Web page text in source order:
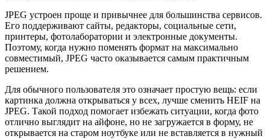
JPEG устроен проще и привычнее для большинства сервисов.
Его поддерживают сайты, редакторы, социальные сети,
принтеры, фотолаборатории и электронные документы.
Поэтому, когда нужно поменять формат на максимально
совместимый, JPEG часто оказывается самым практичным
решением.
Для обычного пользователя это означает простую вещь: если
картинка должна открываться у всех, лучше сменить HEIF на
JPEG. Такой подход помогает избежать ситуации, когда фото
отлично выглядит на айфоне, но не загружается в форму, не
открывается на старом ноутбуке или не вставляется в нужный